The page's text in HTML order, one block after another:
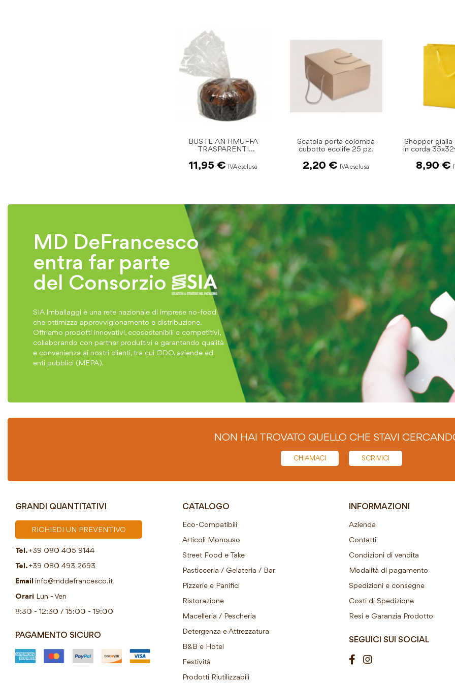
BUSTE ANTIMUFFA
TRASPARENTI
11,95 €
Scatola porta colomba
cubotto ecolife 25 pz.
2,20 €
Shopper gialla
in corda
8,90 €
MD DeFrancesco
entra far parte
del Consorzio
SIA Imballaggi è una rete nazionale di imprese no-food
che ottimizza approvvigionamento e distribuzione.
Offriamo prodotti innovativi, ecosostenibili e competitivi,
collaborando con partner produttivi e garantendo qualità
e convenienza ai nostri clienti, tra cui GDO, aziende ed
enti pubblici (MEPA).
NON HAI TROVATO QUELLO CHE STAVI
CHIAMACI SCRIVICI
GRANDI QUANTITATIVI
RICHIEDI UN PREVENTIVO
Tel. +39 080 405 9144
Tel. +39 080 493 2693
Email info@mddefrancesco.it
Orari Lun - Ven
8:30 - 12:30 / 15:00 - 19:00
PAGAMENTO SICURO
CATALOGO
Eco-Compatibili
Articoli Monouso
Street Food e Take
Pasticceria / Gelateria / Bar
Pizzerie e Panifici
Ristorazione
Macelleria / Pescheria
Detergenza e Attrezzatura
B&B e Hotel
Festività
Prodotti Riutilizzabili
INFORMAZIONI
Azienda
Contatti
Condizioni di vendita
Modalità di pagamento
Spedizioni e consegne
Costi di Spedizione
Resi e Garanzia Prodotto
SEGUICI SUI SOCIAL